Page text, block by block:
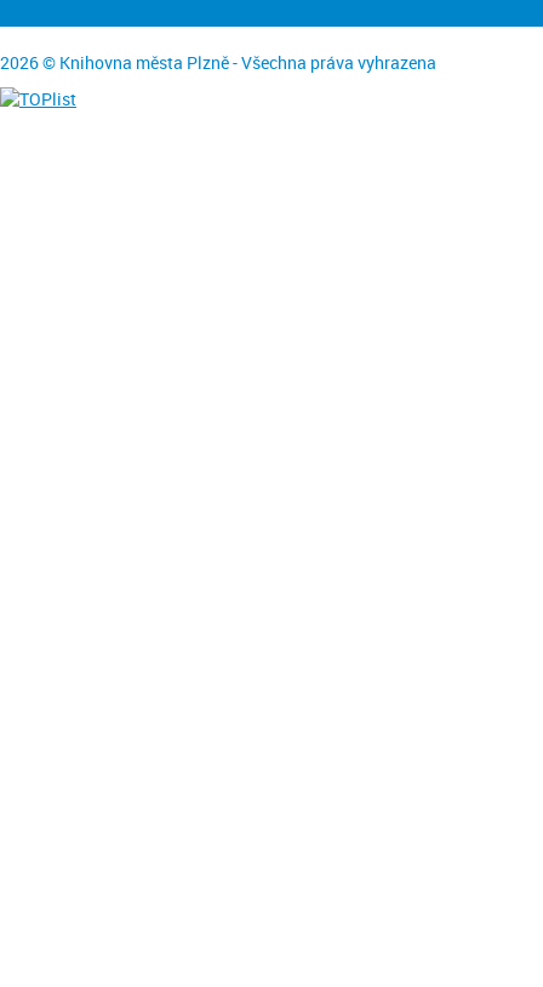
2026 © Knihovna města Plzně - Všechna práva vyhrazena